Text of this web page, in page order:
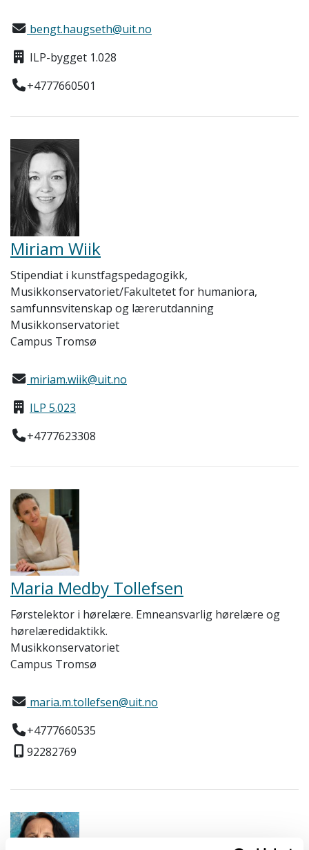
bengt.haugseth@uit.no
ILP-bygget 1.028
+4777660501
Miriam Wiik
Stipendiat i kunstfagspedagogikk,
Musikkonservatoriet/Fakultetet for humaniora,
samfunnsvitenskap og lærerutdanning
Musikkonservatoriet
Campus Tromsø
miriam.wiik@uit.no
ILP 5.023
+4777623308
Maria Medby Tollefsen
Førstelektor i hørelære. Emneansvarlig hørelære og
hørelæredidaktikk.
Musikkonservatoriet
Campus Tromsø
maria.m.tollefsen@uit.no
+4777660535
92282769